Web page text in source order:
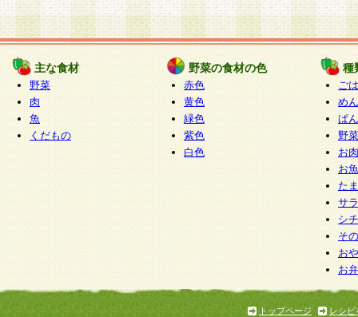
主な食材
野菜
肉
魚
くだもの
野菜の食材の色
赤色
黄色
緑色
紫色
白色
種
ご
めん
ぱん
野
お
お
た
サ
シ
そ
お
お
トップページ
レシピ